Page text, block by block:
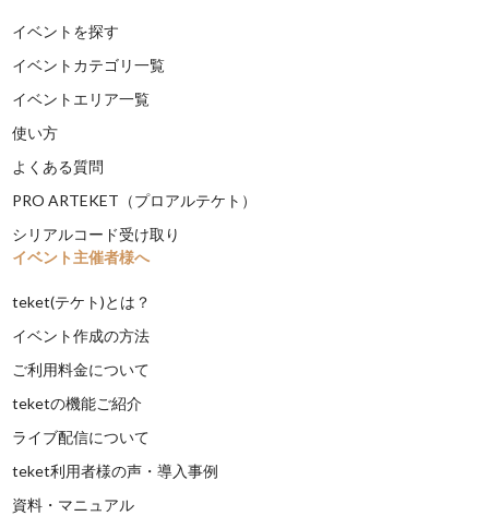
イベントを探す
イベントカテゴリ一覧
イベントエリア一覧
使い方
よくある質問
PRO ARTEKET（プロアルテケト）
シリアルコード受け取り
イベント主催者様へ
teket(テケト)とは？
イベント作成の方法
ご利用料金について
teketの機能ご紹介
ライブ配信について
teket利用者様の声・導入事例
資料・マニュアル